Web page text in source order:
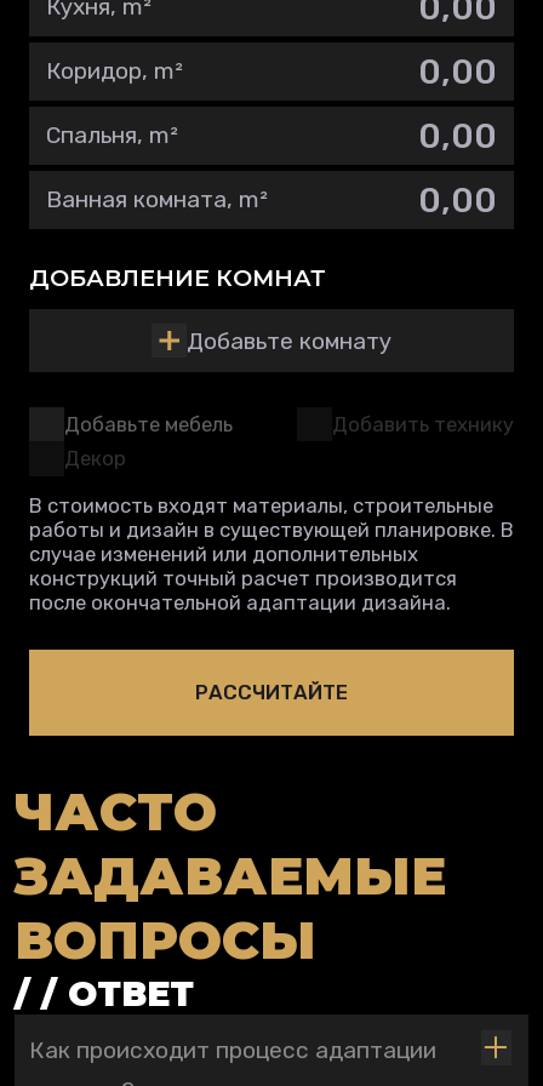
Кухня, m²
Коридор, m²
Спальня, m²
Ванная комната, m²
ДОБАВЛЕНИЕ КОМНАТ
Добавьте комнату
Добавьте мебель
Добавить технику
Декор
В стоимость входят материалы, строительные
работы и дизайн в существующей планировке. В
случае изменений или дополнительных
конструкций точный расчет производится
после окончательной адаптации дизайна.
РАССЧИТАЙТЕ
ЧАСТО
ЗАДАВАЕМЫЕ
ВОПРОСЫ
/ / ОТВЕТ
Как происходит процесс адаптации